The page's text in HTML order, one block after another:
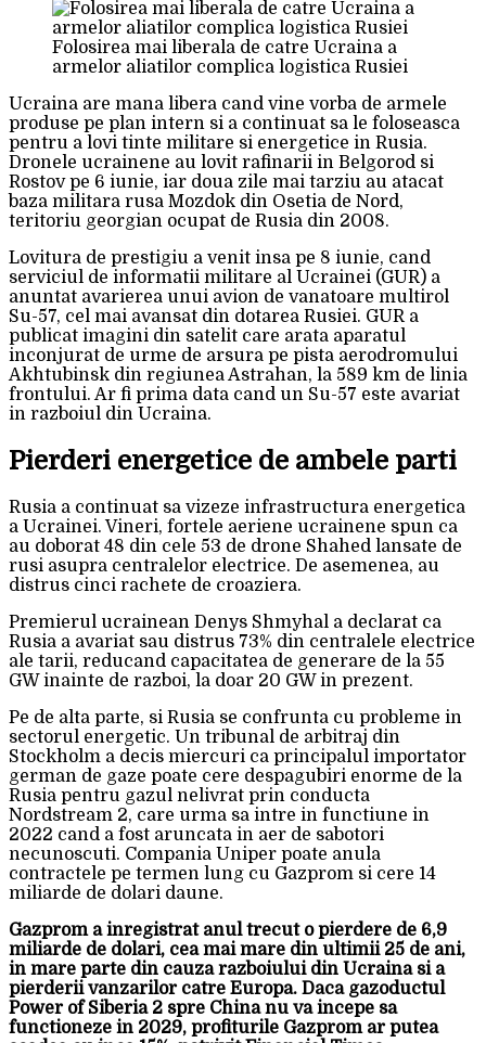
Folosirea mai liberala de catre Ucraina a
armelor aliatilor complica logistica Rusiei
Ucraina are mana libera cand vine vorba de armele
produse pe plan intern si a continuat sa le foloseasca
pentru a lovi tinte militare si energetice in Rusia.
Dronele ucrainene au lovit rafinarii in Belgorod si
Rostov pe 6 iunie, iar doua zile mai tarziu au atacat
baza militara rusa Mozdok din Osetia de Nord,
teritoriu georgian ocupat de Rusia din 2008.
Lovitura de prestigiu a venit insa pe 8 iunie, cand
serviciul de informatii militare al Ucrainei (GUR) a
anuntat avarierea unui avion de vanatoare multirol
Su-57, cel mai avansat din dotarea Rusiei. GUR a
publicat imagini din satelit care arata aparatul
inconjurat de urme de arsura pe pista aerodromului
Akhtubinsk din regiunea Astrahan, la 589 km de linia
frontului. Ar fi prima data cand un Su-57 este avariat
in razboiul din Ucraina.
Pierderi energetice de ambele parti
Rusia a continuat sa vizeze infrastructura energetica
a Ucrainei. Vineri, fortele aeriene ucrainene spun ca
au doborat 48 din cele 53 de drone Shahed lansate de
rusi asupra centralelor electrice. De asemenea, au
distrus cinci rachete de croaziera.
Premierul ucrainean Denys Shmyhal a declarat ca
Rusia a avariat sau distrus 73% din centralele electrice
ale tarii, reducand capacitatea de generare de la 55
GW inainte de razboi, la doar 20 GW in prezent.
Pe de alta parte, si Rusia se confrunta cu probleme in
sectorul energetic. Un tribunal de arbitraj din
Stockholm a decis miercuri ca principalul importator
german de gaze poate cere despagubiri enorme de la
Rusia pentru gazul nelivrat prin conducta
Nordstream 2, care urma sa intre in functiune in
2022 cand a fost aruncata in aer de sabotori
necunoscuti. Compania Uniper poate anula
contractele pe termen lung cu Gazprom si cere 14
miliarde de dolari daune.
Gazprom a inregistrat anul trecut o pierdere de 6,9
miliarde de dolari, cea mai mare din ultimii 25 de ani,
in mare parte din cauza razboiului din Ucraina si a
pierderii vanzarilor catre Europa. Daca gazoductul
Power of Siberia 2 spre China nu va incepe sa
functioneze in 2029, profiturile Gazprom ar putea